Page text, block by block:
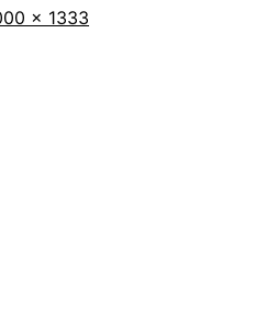
× 1333